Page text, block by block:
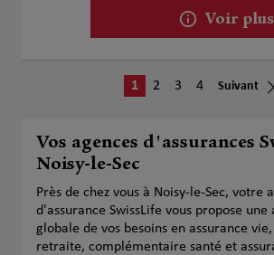
Voir plus
1 2 3 4 Suivant
Vos agences d'assurances
Noisy-le-Sec
Près de chez vous à Noisy-le-Sec, votre
d'assurance SwissLife vous propose une
globale de vos besoins en assurance
retraite, complémentaire santé et